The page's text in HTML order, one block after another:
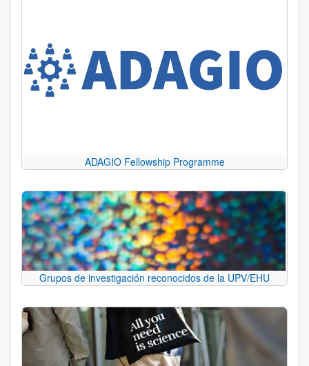
ADAGIO Fellowship Programme
Grupos de investigación reconocidos de la UPV/EHU